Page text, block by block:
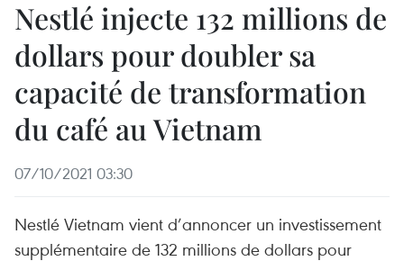
Nestlé injecte 132 millions de
dollars pour doubler sa
capacité de transformation
du café au Vietnam
07/10/2021 03:30
Nestlé Vietnam vient d’annoncer un investissement
supplémentaire de 132 millions de dollars pour